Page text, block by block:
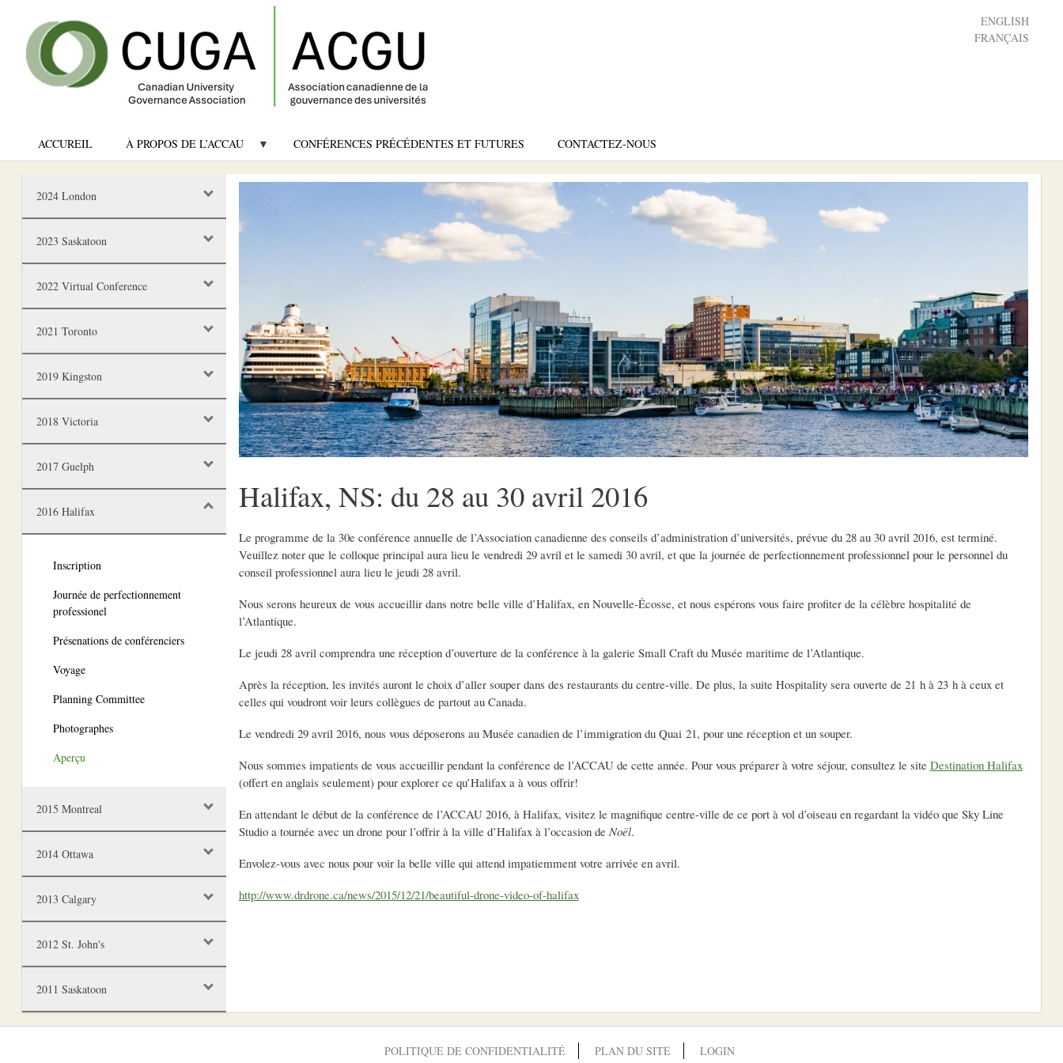
ENGLISH
FRANÇAIS
ACCUREIL À PROPOS DE L’ACCAU CONFÉRENCES PRÉCÉDENTES ET FUTURES CONTACTEZ-NOUS
2024 London
2023 Saskatoon
2022 Virtual Conference
2021 Toronto
2019 Kingston
2018 Victoria
2017 Guelph
2016 Halifax
Inscription
Journée de perfectionnement
professionel
Présenations de conférenciers
Voyage
Planning Committee
Photographes
Aperçu
2015 Montreal
2014 Ottawa
2013 Calgary
2012 St. John's
2011 Saskatoon
Halifax, NS: du 28 au 30 avril 2016
Le programme de la 30e conférence annuelle de l’Association canadienne des conseils d’administration d’universités, prévue du 28 au 30 avril 2016, est terminé.
Veuillez noter que le colloque principal aura lieu le vendredi 29 avril et le samedi 30 avril, et que la journée de perfectionnement professionnel pour le personnel du
conseil professionnel aura lieu le jeudi 28 avril.
Nous serons heureux de vous accueillir dans notre belle ville d’Halifax, en Nouvelle‑Écosse, et nous espérons vous faire profiter de la célèbre hospitalité de
l’Atlantique.
Le jeudi 28 avril comprendra une réception d’ouverture de la conférence à la galerie Small Craft du Musée maritime de l’Atlantique.
Après la réception, les invités auront le choix d’aller souper dans des restaurants du centre-ville. De plus, la suite Hospitality sera ouverte de 21 h à 23 h à ceux et
celles qui voudront voir leurs collègues de partout au Canada.
Le vendredi 29 avril 2016, nous vous déposerons au Musée canadien de l’immigration du Quai 21, pour une réception et un souper.
Nous sommes impatients de vous accueillir pendant la conférence de l’ACCAU de cette année. Pour vous préparer à votre séjour, consultez le site Destination Halifax
(offert en anglais seulement) pour explorer ce qu’Halifax a à vous offrir!
En attendant le début de la conférence de l’ACCAU 2016, à Halifax, visitez le magnifique centre-ville de ce port à vol d’oiseau en regardant la vidéo que Sky Line
Studio a tournée avec un drone pour l’offrir à la ville d’Halifax à l’occasion de Noël.
Envolez-vous avec nous pour voir la belle ville qui attend impatiemment votre arrivée en avril.
http://www.drdrone.ca/news/2015/12/21/beautiful-drone-video-of-halifax
POLITIQUE DE CONFIDENTIALITÉ PLAN DU SITE LOGIN